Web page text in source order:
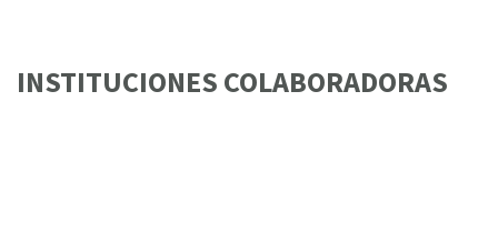
INSTITUCIONES COLABORADORAS